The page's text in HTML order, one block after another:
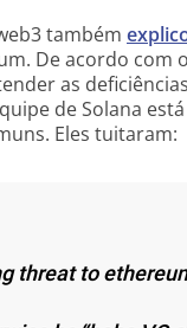
também
De acordo com
as
de Solana
Eles tuitaram:
threat to